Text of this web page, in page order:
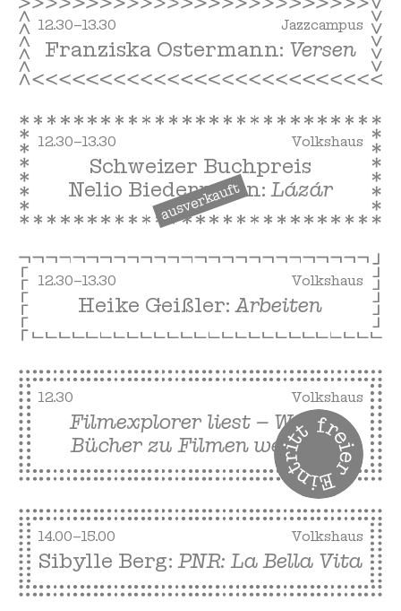
12.30–13.30 Jazzcampus
Franziska Ostermann: Versen
12.30–13.30 Volkshaus
ausverkauft
Schweizer Buchpreis
Nelio Biedermann:Lázár
12.30–13.30 Volkshaus
Heike Geißler:Arbeiten
12.30 Volkshaus
Filmexplorer liest – Wenn
Bücher zu Filmen werden
14.00–15.00 Volkshaus
Sibylle Berg:PNR: La Bella Vita